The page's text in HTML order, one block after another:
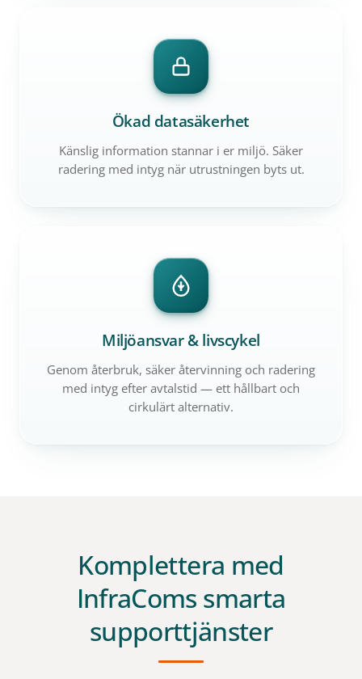
Ökad datasäkerhet
Känslig information stannar i er miljö. Säker
radering med intyg när utrustningen byts ut.
Miljöansvar & livscykel
Genom återbruk, säker återvinning och radering
med intyg efter avtalstid — ett hållbart och
cirkulärt alternativ.
Komplettera med
InfraComs smarta
supporttjänster